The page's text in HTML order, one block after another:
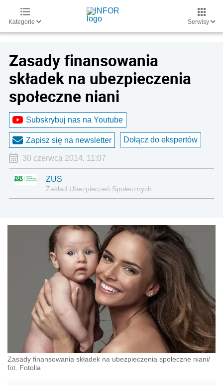
Kategorie Serwisy
Zasady finansowania
składek na ubezpieczenia
społeczne niani
Subskrybuj nas na Youtube
Zapisz się na newsletter Dołącz do ekspertów
30 czerwca 2014, 11:07
ZUS
Zakład Ubezpieczeń Społecznych
Zasady finansowania składek na ubezpieczenia społeczne niani/
fot. Fotolia